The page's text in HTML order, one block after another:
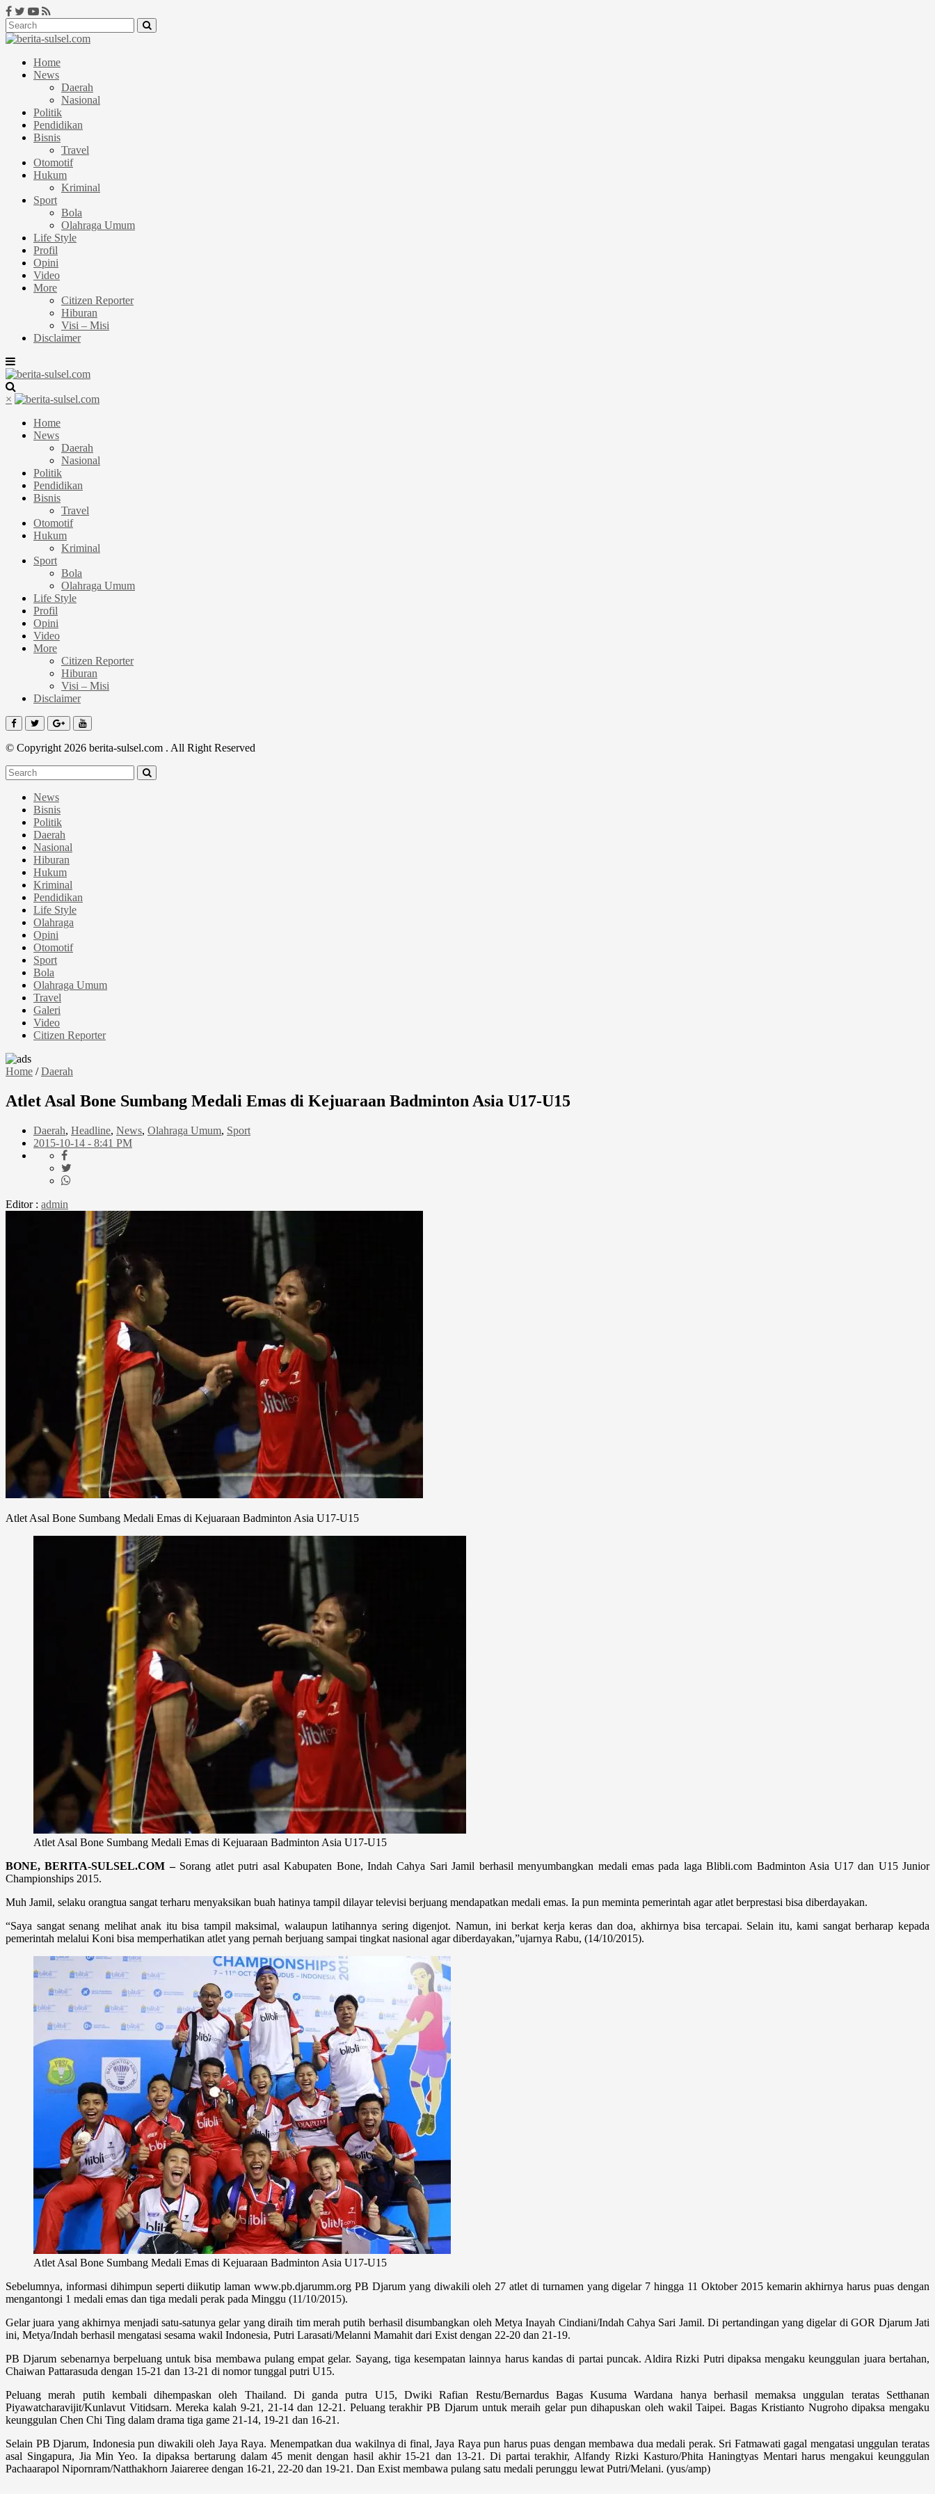
Home
News
Daerah
Nasional
Politik
Pendidikan
Bisnis
Travel
Otomotif
Hukum
Kriminal
Sport
Bola
Olahraga Umum
Life Style
Profil
Opini
Video
More
Citizen Reporter
Hiburan
Visi – Misi
Disclaimer
×
Home
News
Daerah
Nasional
Politik
Pendidikan
Bisnis
Travel
Otomotif
Hukum
Kriminal
Sport
Bola
Olahraga Umum
Life Style
Profil
Opini
Video
More
Citizen Reporter
Hiburan
Visi – Misi
Disclaimer
© Copyright 2026 berita-sulsel.com . All Right Reserved
News
Bisnis
Politik
Daerah
Nasional
Hiburan
Hukum
Kriminal
Pendidikan
Life Style
Olahraga
Opini
Otomotif
Sport
Bola
Olahraga Umum
Travel
Galeri
Video
Citizen Reporter
Home /Daerah
Atlet Asal Bone Sumbang Medali Emas di Kejuaraan Badminton Asia U17-U15
Daerah, Headline, News, Olahraga Umum, Sport
2015-10-14 - 8:41 PM
Editor : admin
Atlet Asal Bone Sumbang Medali Emas di Kejuaraan Badminton Asia U17-U15
Atlet Asal Bone Sumbang Medali Emas di Kejuaraan Badminton Asia U17-U15
BONE, BERITA-SULSEL.COM –Sorang atlet putri asal Kabupaten Bone, Indah Cahya Sari Jamil berhasil menyumbangkan medali emas pada laga Blibli.com Badminton Asia U17 dan U15 Junior
Championships 2015.
Muh Jamil, selaku orangtua sangat terharu menyaksikan buah hatinya tampil dilayar televisi berjuang mendapatkan medali emas. Ia pun meminta pemerintah agar atlet berprestasi bisa diberdayakan.
“Saya sangat senang melihat anak itu bisa tampil maksimal, walaupun latihannya sering digenjot. Namun, ini berkat kerja keras dan doa, akhirnya bisa tercapai. Selain itu, kami sangat berharap kepada
pemerintah melalui Koni bisa memperhatikan atlet yang pernah berjuang sampai tingkat nasional agar diberdayakan,”ujarnya Rabu, (14/10/2015).
Atlet Asal Bone Sumbang Medali Emas di Kejuaraan Badminton Asia U17-U15
Sebelumnya, informasi dihimpun seperti diikutip laman www.pb.djarumm.org PB Djarum yang diwakili oleh 27 atlet di turnamen yang digelar 7 hingga 11 Oktober 2015 kemarin akhirnya harus puas dengan
mengantongi 1 medali emas dan tiga medali perak pada Minggu (11/10/2015).
Gelar juara yang akhirnya menjadi satu-satunya gelar yang diraih tim merah putih berhasil disumbangkan oleh Metya Inayah Cindiani/Indah Cahya Sari Jamil. Di pertandingan yang digelar di GOR Djarum Jati
ini, Metya/Indah berhasil mengatasi sesama wakil Indonesia, Putri Larasati/Melanni Mamahit dari Exist dengan 22-20 dan 21-19.
PB Djarum sebenarnya berpeluang untuk bisa membawa pulang empat gelar. Sayang, tiga kesempatan lainnya harus kandas di partai puncak. Aldira Rizki Putri dipaksa mengaku keunggulan juara bertahan,
Chaiwan Pattarasuda dengan 15-21 dan 13-21 di nomor tunggal putri U15.
Peluang merah putih kembali dihempaskan oleh Thailand. Di ganda putra U15, Dwiki Rafian Restu/Bernardus Bagas Kusuma Wardana hanya berhasil memaksa unggulan teratas Setthanan
Piyawatcharavijit/Kunlavut Vitidsarn. Mereka kalah 9-21, 21-14 dan 12-21. Peluang terakhir PB Djarum untuk meraih gelar pun dihapuskan oleh wakil Taipei. Bagas Kristianto Nugroho dipaksa mengaku
keunggulan Chen Chi Ting dalam drama tiga game 21-14, 19-21 dan 16-21.
Selain PB Djarum, Indonesia pun diwakili oleh Jaya Raya. Menempatkan dua wakilnya di final, Jaya Raya pun harus puas dengan membawa dua medali perak. Sri Fatmawati gagal mengatasi unggulan teratas
asal Singapura, Jia Min Yeo. Ia dipaksa bertarung dalam 45 menit dengan hasil akhir 15-21 dan 13-21. Di partai terakhir, Alfandy Rizki Kasturo/Phita Haningtyas Mentari harus mengakui keunggulan
Pachaarapol Nipornram/Natthakhorn Jaiareree dengan 16-21, 22-20 dan 19-21. Dan Exist membawa pulang satu medali perunggu lewat Putri/Melani. (yus/amp)